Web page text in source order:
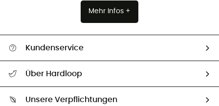
Mehr Infos +
Kundenservice
Größentabelle
Über Hardloop
Unsere Verpflichtungen